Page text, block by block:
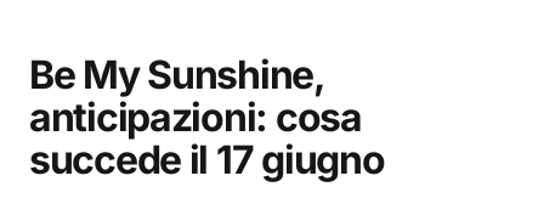
Be My Sunshine,
anticipazioni: cosa
succede il 17 giugno